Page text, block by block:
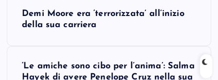
Demi Moore era ‘terrorizzata’ all’inizio
della sua carriera
‘Le amiche sono cibo per l’anima’: Salma
Hayek di avere Penelope Cruz nella sua